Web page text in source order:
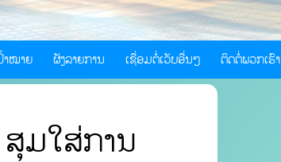
າໝາຍ ຜັງລາຍການ ເຊື່ອມຕໍ່ເວັບອື່ນໆ ຕິດຕໍ່ພວກເຮົາ
ສຸມໃສ່ການ